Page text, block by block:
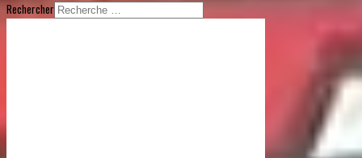
Rechercher